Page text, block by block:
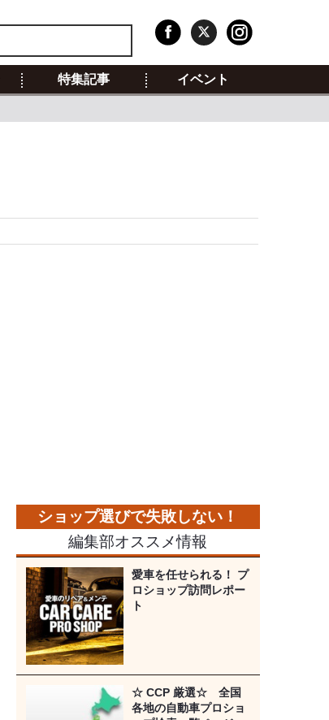
特集記事 イベント
編集部オススメ情報
愛車を任せられる！ プ
ロショップ訪問レポー
ト
☆ CCP 厳選☆ 全国
各地の自動車プロショ